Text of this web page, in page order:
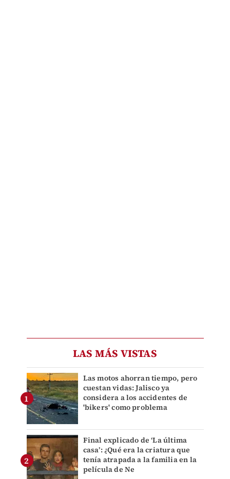
LAS MÁS VISTAS
Las motos ahorran tiempo, pero
cuestan vidas: Jalisco ya
considera a los accidentes de
'bikers' como problema
Final explicado de ‘La última
casa’: ¿Qué era la criatura que
tenía atrapada a la familia en la
película de Ne